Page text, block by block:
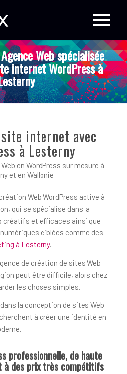
Web spécialisée
internet WordPress à
internet avec
à Lesterny
en WordPress sur mesure à
et en Wallonie
Web WordPress active à
qui se spécialise dans la
créatifs et efficaces ainsi que
ciblées comme des
à Lesterny.
de création de sites Web
peut être difficile, alors chez
les choses simples.
la conception de sites Web
à créer une identité en
professionnelle, de haute
à des prix très compétitifs